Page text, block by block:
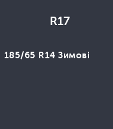
R17
185/65 R14 Зимові